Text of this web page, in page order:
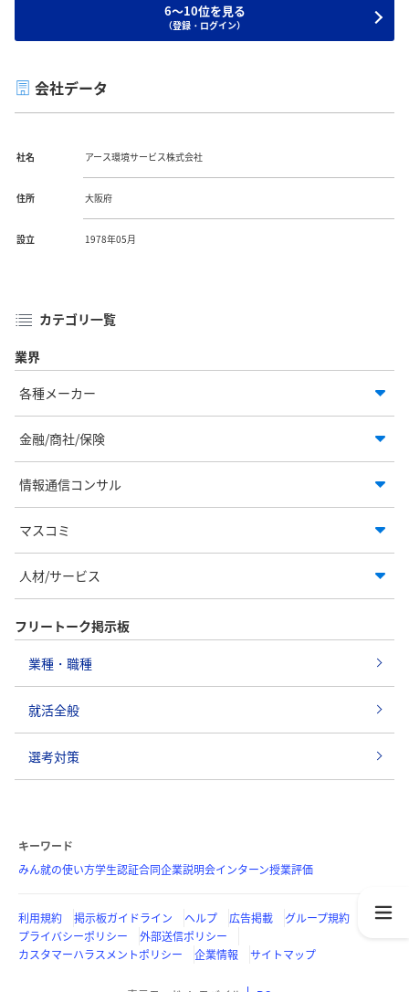
6～10位を見る
（登録・ログイン）
会社データ
社名 アース環境サービス株式会社
住所 大阪府
設立 1978年05月
カテゴリ一覧
業界
各種メーカー
金融/商社/保険
情報通信コンサル
マスコミ
人材/サービス
フリートーク掲示板
業種・職種
就活全般
選考対策
キーワード
みん就の使い方学生認証合同企業説明会インターン授業評価
利用規約 掲示板ガイドライン ヘルプ 広告掲載
グループ規約
プライバシーポリシー
外部送信ポリシー
カスタマーハラスメントポリシー
企業情報 サイトマップ